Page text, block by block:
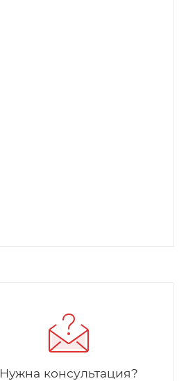
Нужна консультация?